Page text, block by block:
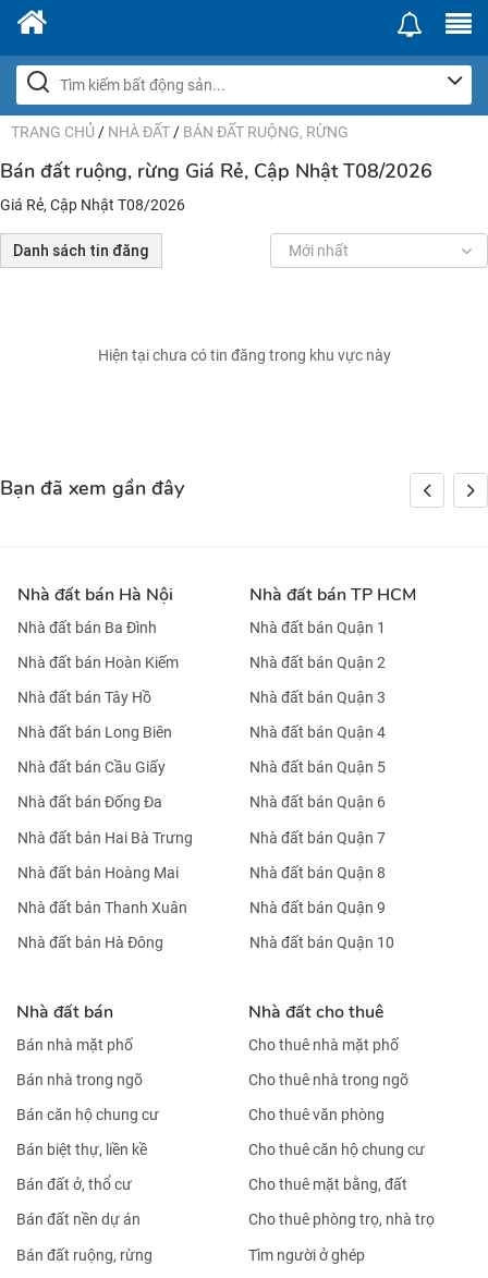
TRANG CHỦ / NHÀ ĐẤT / BÁN ĐẤT RUỘNG, RỪNG
Bán đất ruộng, rừng Giá Rẻ, Cập Nhật T08/2026
Giá Rẻ, Cập Nhật T08/2026
Danh sách tin đăng Mới nhất
Hiện tại chưa có tin đăng trong khu vực này
Bạn đã xem gần đây
Nhà đất bán Hà Nội
Nhà đất bán Ba Đình
Nhà đất bán Hoàn Kiếm
Nhà đất bán Tây Hồ
Nhà đất bán Long Biên
Nhà đất bán Cầu Giấy
Nhà đất bán Đống Đa
Nhà đất bán Hai Bà Trưng
Nhà đất bán Hoàng Mai
Nhà đất bán Thanh Xuân
Nhà đất bán Hà Đông
Nhà đất bán TP HCM
Nhà đất bán Quận 1
Nhà đất bán Quận 2
Nhà đất bán Quận 3
Nhà đất bán Quận 4
Nhà đất bán Quận 5
Nhà đất bán Quận 6
Nhà đất bán Quận 7
Nhà đất bán Quận 8
Nhà đất bán Quận 9
Nhà đất bán Quận 10
Nhà đất bán
Bán nhà mặt phố
Bán nhà trong ngõ
Bán căn hộ chung cư
Bán biệt thự, liền kề
Bán đất ở, thổ cư
Bán đất nền dự án
Bán đất ruộng, rừng
Nhà đất cho thuê
Cho thuê nhà mặt phố
Cho thuê nhà trong ngõ
Cho thuê văn phòng
Cho thuê căn hộ chung cư
Cho thuê mặt bằng, đất
Cho thuê phòng trọ, nhà trọ
Tìm người ở ghép